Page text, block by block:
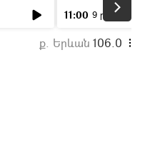
11:00 9 ր
ք. Երևան 106.0